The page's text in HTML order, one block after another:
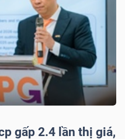
gấp 2.4 lần thị giá,